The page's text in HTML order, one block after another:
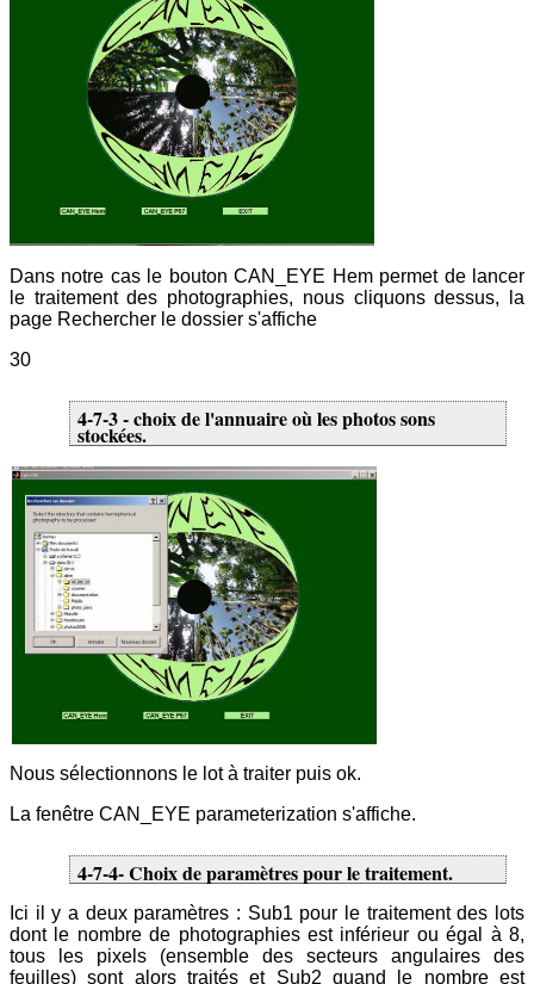
Dans notre cas le bouton CAN_EYE Hem permet de lancer
le traitement des photographies, nous cliquons dessus, la
page Rechercher le dossier s'affiche
30
4-7-3 - choix de l'annuaire où les photos sons
stockées.
Nous sélectionnons le lot à traiter puis ok.
La fenêtre CAN_EYE parameterization s'affiche.
4-7-4- Choix de paramètres pour le traitement.
Ici il y a deux paramètres : Sub1 pour le traitement des lots
dont le nombre de photographies est inférieur ou égal à 8,
tous les pixels (ensemble des secteurs angulaires des
feuilles) sont alors traités et Sub2 quand le nombre est